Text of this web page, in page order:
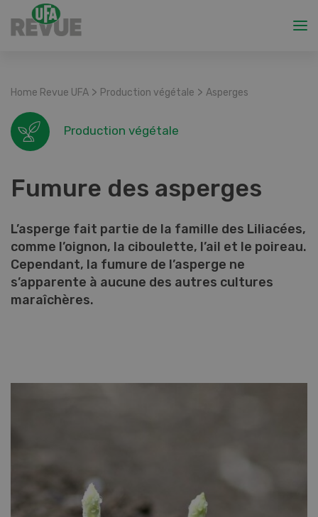
Home Revue UFA > Production végétale > Asperges
Production végétale
Fumure des asperges
L’asperge fait partie de la famille des Liliacées,
comme l’oignon, la ciboulette, l’ail et le poireau.
Cependant, la fumure de l’asperge ne
s’apparente à aucune des autres cultures
maraîchères.